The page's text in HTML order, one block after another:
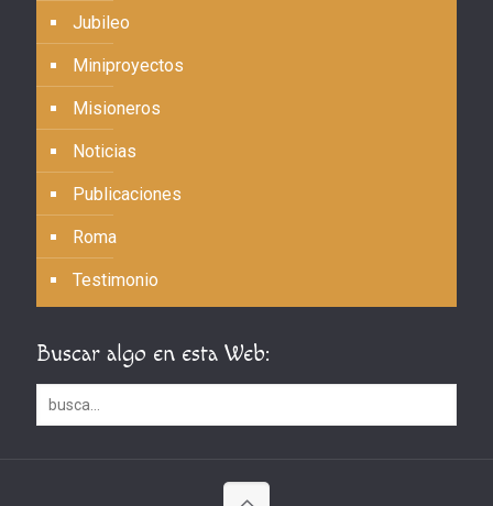
Jubileo
Miniproyectos
Misioneros
Noticias
Publicaciones
Roma
Testimonio
Buscar algo en esta Web: